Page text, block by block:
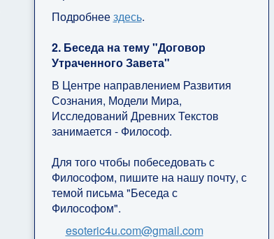
Подробнеездесь.
2. Беседа на тему "Договор
Утраченного Завета"
В Центре направлением Развития
Сознания, Модели Мира,
Исследований Древних Текстов
занимается - Философ.
Для того чтобы побеседовать с
Философом, пишите на нашу почту, с
темой письма "Беседа с
Философом".
esoteric4u.com@gmail.com